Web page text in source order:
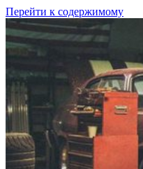
Перейти к содержимому